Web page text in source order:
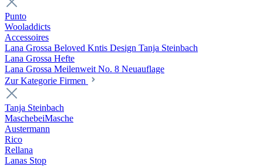
Punto
Wooladdicts
Accessoires
Lana Grossa Beloved Kntis Design Tanja Steinbach
Lana Grossa Hefte
Lana Grossa Meilenweit No. 8 Neuauflage
Zur Kategorie Firmen
Tanja Steinbach
MaschebeiMasche
Austermann
Rico
Rellana
Lanas Stop